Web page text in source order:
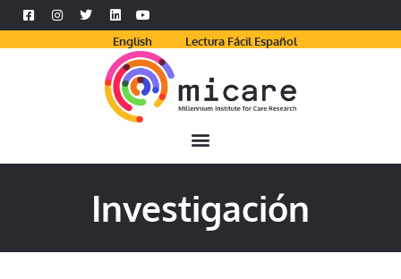
English Lectura Fácil Español
Investigación